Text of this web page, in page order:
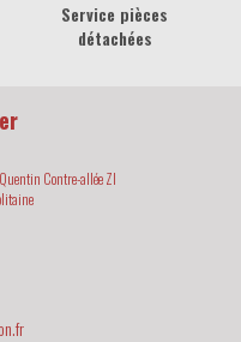
Service pièces
détachées
Contre-allée ZI